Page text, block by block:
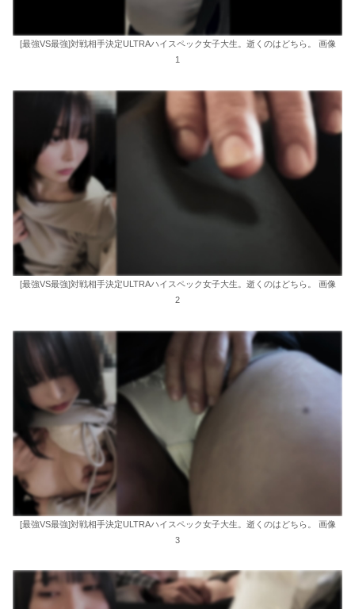
[最強VS最強]対戦相手決定ULTRAハイスペック女子大生。逝くのはどちら。 画像
1
[最強VS最強]対戦相手決定ULTRAハイスペック女子大生。逝くのはどちら。 画像
2
[最強VS最強]対戦相手決定ULTRAハイスペック女子大生。逝くのはどちら。 画像
3